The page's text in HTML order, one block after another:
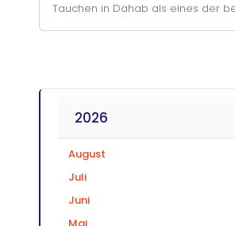
Tauchen in Dahab als eines der
beginnen.
2026
August
Juli
Juni